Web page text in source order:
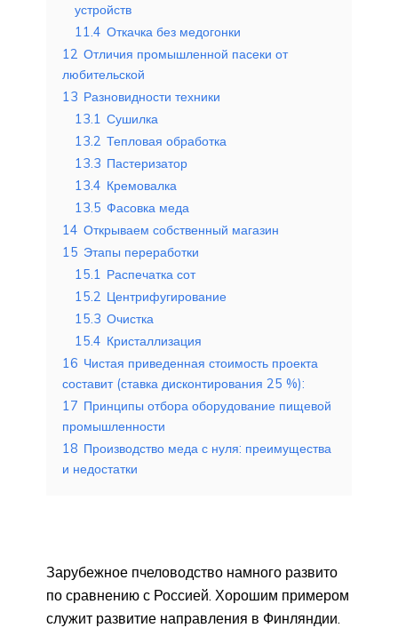
устройств
11.4 Откачка без медогонки
12 Отличия промышленной пасеки от
любительской
13 Разновидности техники
13.1 Сушилка
13.2 Тепловая обработка
13.3 Пастеризатор
13.4 Кремовалка
13.5 Фасовка меда
14 Открываем собственный магазин
15 Этапы переработки
15.1 Распечатка сот
15.2 Центрифугирование
15.3 Очистка
15.4 Кристаллизация
16 Чистая приведенная стоимость проекта
составит (ставка дисконтирования 25 %):
17 Принципы отбора оборудование пищевой
промышленности
18 Производство меда с нуля: преимущества
и недостатки
Зарубежное пчеловодство намного развито
по сравнению с Россией. Хорошим примером
служит развитие направления в Финляндии.